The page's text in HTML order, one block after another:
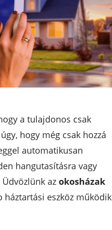
a tulajdonos csak
hogy még csak hozzá
automatikusan
hangutasításra vagy
az okosházak
eszköz működik